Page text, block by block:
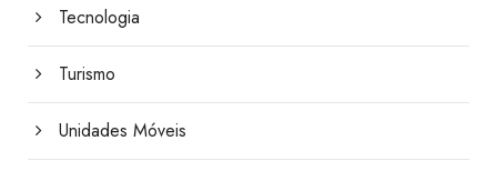
Tecnologia
Turismo
Unidades Móveis